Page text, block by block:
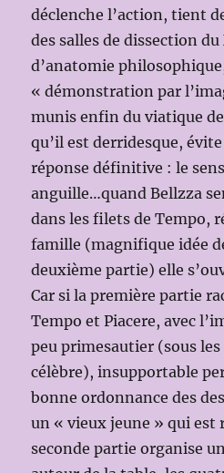
déclenche l’action, tient
des salles de dissection
d’anatomie
« démonstration par
munis enfin du viatique
qu’il est derridesque,
réponse définitive : le
anguille…quand Bellzza
dans les filets de Tempo,
famille (magnifique idée
deuxième partie) elle
Car si la première partie
Tempo et Piacere, avec
peu primesautier (sous les
célèbre), insupportable
bonne ordonnance des
un « vieux jeune » qui est
seconde partie organise